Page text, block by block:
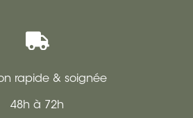

rapide & soignée
48h à 72h